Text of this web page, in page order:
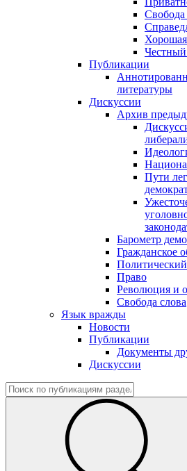
Свобода
Честный
Публикации
литературы
Дискуссии
Архив
Пути
Барометр
Гражданское
Право
Революция и
Свобода слова
Язык вражды
Новости
Публикации
Документы
Дискуссии